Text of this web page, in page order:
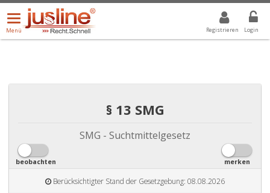
Registrieren Login
Menü
öffnen/schließen
Menü
ALLE DROPDOWN: GEWÄHLTER WERT IST ALLE
§ 13 SMG
SMG - Suchtmittelgesetz
beobachten merken
Berücksichtigter Stand der Gesetzgebung: 08.08.2026